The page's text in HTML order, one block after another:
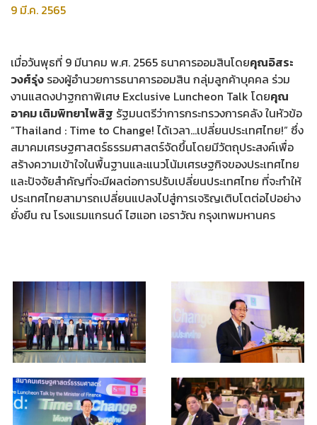
9 มี.ค. 2565
เมื่อวันพุธที่ 9 มีนาคม พ.ศ. 2565 ธนาคารออมสินโดยคุณอิสระ
วงศ์รุ่ง รองผู้อำนวยการธนาคารออมสิน กลุ่มลูกค้าบุคคล ร่วม
งานแสดงปาฐกถาพิเศษ Exclusive Luncheon Talk โดยคุณ
อาคม เติมพิทยาไพสิฐ รัฐมนตรีว่าการกระทรวงการคลัง ในหัวข้อ
“Thailand : Time to Change! ได้เวลา…เปลี่ยนประเทศไทย!” ซึ่ง
สมาคมเศรษฐศาสตร์ธรรมศาสตร์จัดขึ้นโดยมีวัตถุประสงค์เพื่อ
สร้างความเข้าใจในพื้นฐานและแนวโน้มเศรษฐกิจของประเทศไทย
และปัจจัยสำคัญที่จะมีผลต่อการปรับเปลี่ยนประเทศไทย ที่จะทำให้
ประเทศไทยสามารถเปลี่ยนแปลงไปสู่การเจริญเติบโตต่อไปอย่าง
ยั่งยืน ณ โรงแรมแกรนด์ ไฮแอท เอราวัณ กรุงเทพมหานคร